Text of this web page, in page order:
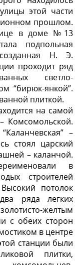
этой части
прошлом.
в доме №13
подпольная
созданная Н. Э.
проходит ряд
светло-
“бирюк-янкой”.
плиткой.
на самой
Комсомольской.
–
стоял царский
– каланчой.
в
строителей
потолок
ряда легких
желтым
с обеих сторон
в центре
станции были
плитки,